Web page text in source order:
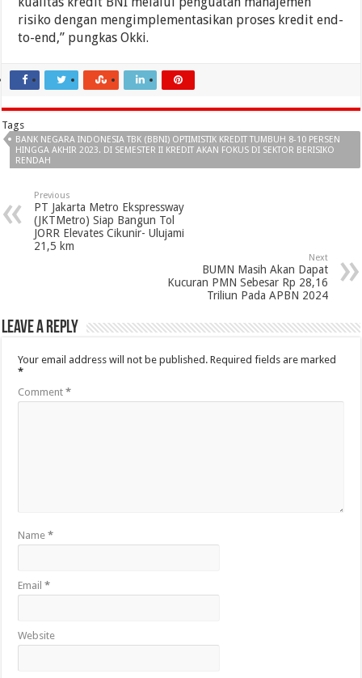
risiko dengan mengimplementasikan proses kredit end-
to-end,” pungkas Okki.
Tags
BANK NEGARA INDONESIA TBK (BBNI) OPTIMISTIK KREDIT TUMBUH 8-10 PERSEN
HINGGA AKHIR 2023. DI SEMESTER II KREDIT AKAN FOKUS DI SEKTOR BERISIKO
RENDAH
Previous
PT Jakarta Metro Ekspressway
(JKTMetro) Siap Bangun Tol
JORR Elevates Cikunir- Ulujami
21,5 km
Next
BUMN Masih Akan Dapat
Kucuran PMN Sebesar Rp 28,16
Triliun Pada APBN 2024
Leave a Reply
Your email address will not be published. Required fields are marked
*
Comment*
Name*
Email*
Website